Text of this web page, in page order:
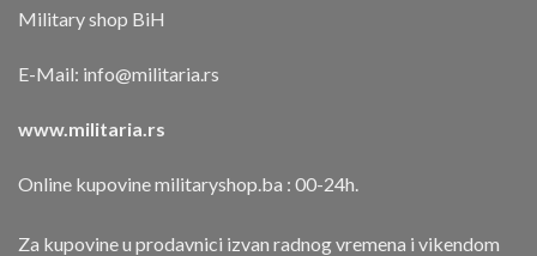
Military shop BiH
E-Mail: info@militaria.rs
www.militaria.rs
Online kupovine militaryshop.ba : 00-24h.
Za kupovine u prodavnici izvan radnog vremena i vikendom